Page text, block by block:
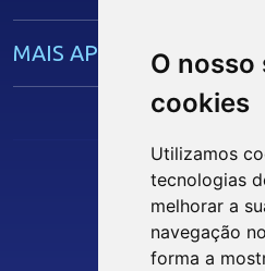
O nosso
cookies
Utilizamos
tecnologias
melhorar a
navegação
forma a
MAIS APRENDIZ
CAPACITAÇÃO
OPORTUNIDADES
Siga nossas